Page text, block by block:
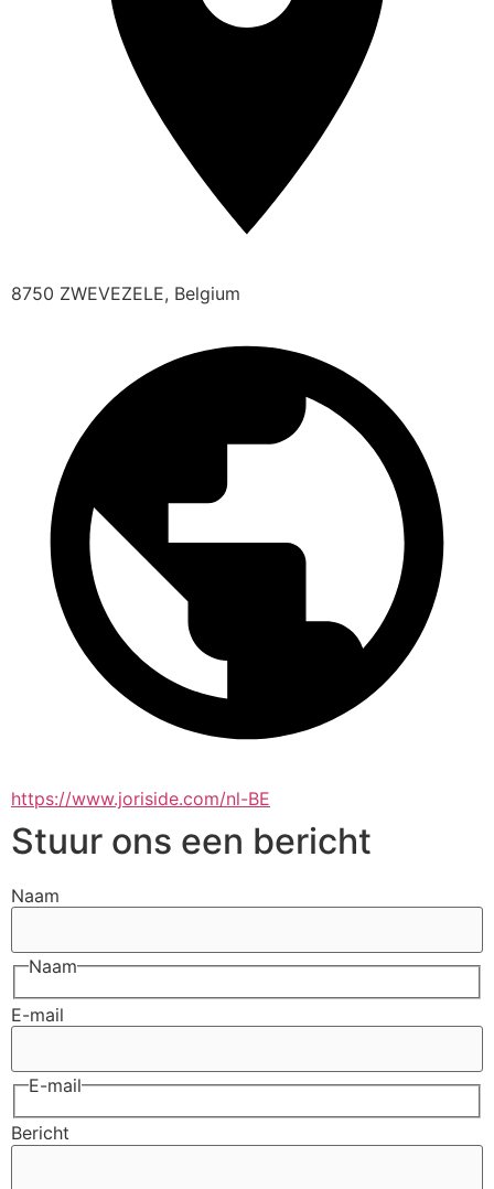
8750 ZWEVEZELE, Belgium
https://www.joriside.com/nl-BE
Stuur ons een bericht
Naam
Naam
E-mail
E-mail
Bericht